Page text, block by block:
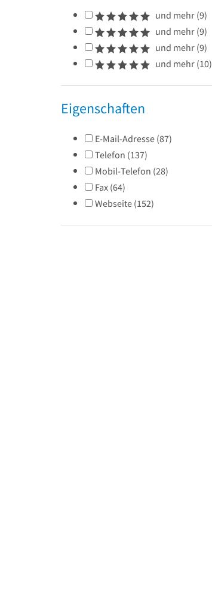
und mehr (9)
und mehr (9)
und mehr (9)
und mehr (10)
Eigenschaften
E-Mail-Adresse (87)
Telefon (137)
Mobil-Telefon (28)
Fax (64)
Webseite (152)